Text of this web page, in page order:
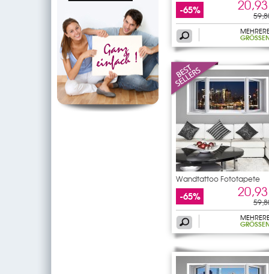
-65%
GRÖSSEN
Wandtattoo Fototapete
Fenster
-65%
GRÖSSEN